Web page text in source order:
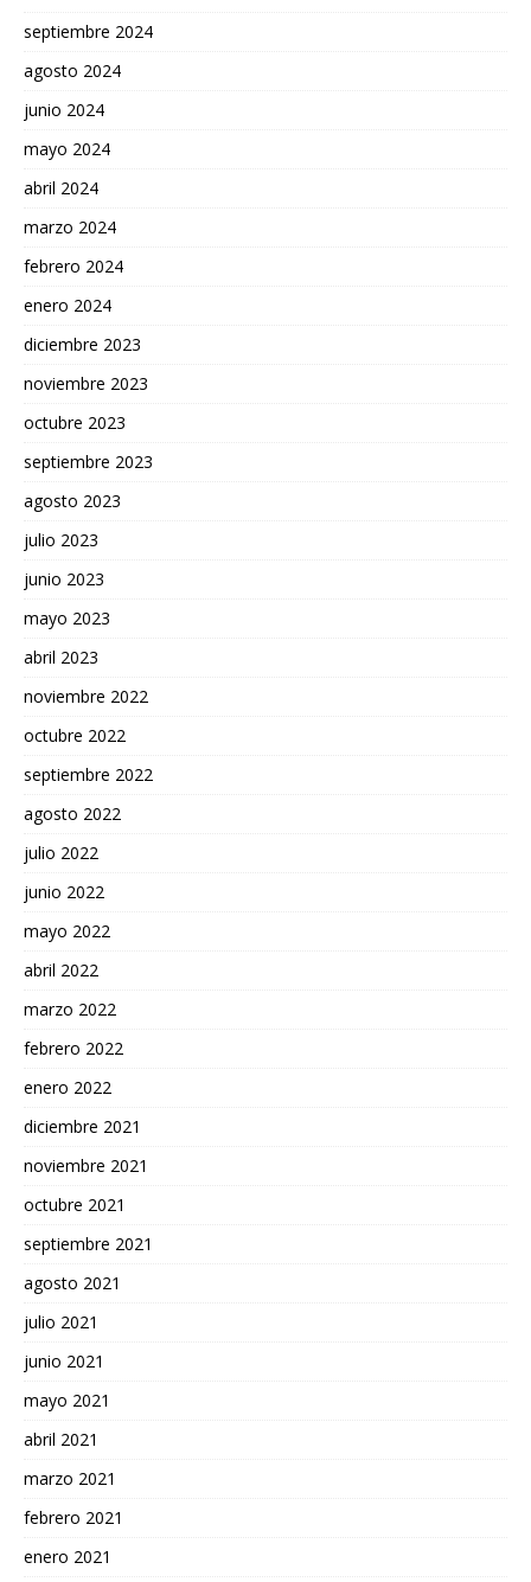
septiembre 2024
agosto 2024
junio 2024
mayo 2024
abril 2024
marzo 2024
febrero 2024
enero 2024
diciembre 2023
noviembre 2023
octubre 2023
septiembre 2023
agosto 2023
julio 2023
junio 2023
mayo 2023
abril 2023
noviembre 2022
octubre 2022
septiembre 2022
agosto 2022
julio 2022
junio 2022
mayo 2022
abril 2022
marzo 2022
febrero 2022
enero 2022
diciembre 2021
noviembre 2021
octubre 2021
septiembre 2021
agosto 2021
julio 2021
junio 2021
mayo 2021
abril 2021
marzo 2021
febrero 2021
enero 2021